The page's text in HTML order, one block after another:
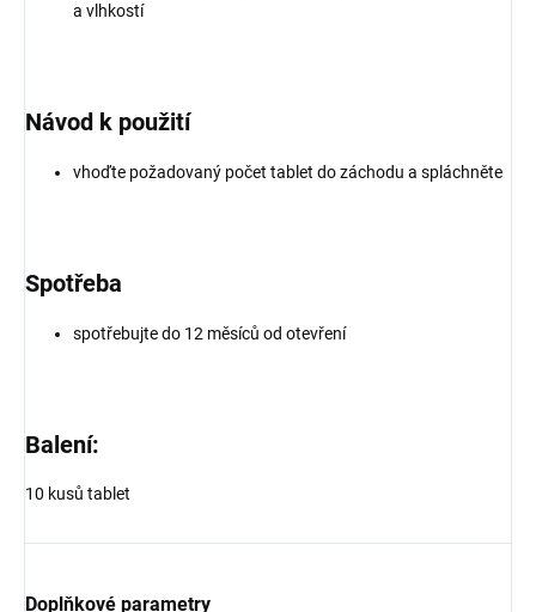
a vlhkostí
Návod k použití
vhoďte požadovaný počet tablet do záchodu a spláchněte
Spotřeba
spotřebujte do 12 měsíců od otevření
Balení:
10 kusů tablet
Doplňkové parametry